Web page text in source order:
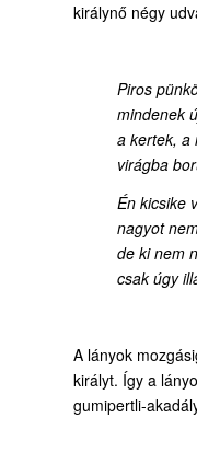
királynő négy
Piros
mindenek
a kertek, a
virágba
Én kicsike
nagyot
de ki nem
csak úgy
A lányok
királyt. Így a
gumipertli-